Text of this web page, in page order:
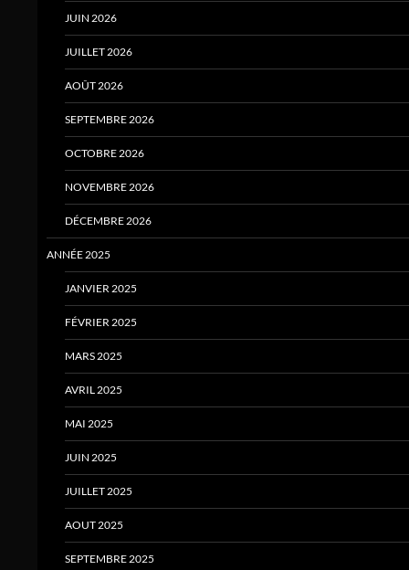
JUIN 2026
JUILLET 2026
AOÛT 2026
SEPTEMBRE 2026
OCTOBRE 2026
NOVEMBRE 2026
DÉCEMBRE 2026
ANNÉE 2025
JANVIER 2025
FÉVRIER 2025
MARS 2025
AVRIL 2025
MAI 2025
JUIN 2025
JUILLET 2025
AOUT 2025
SEPTEMBRE 2025